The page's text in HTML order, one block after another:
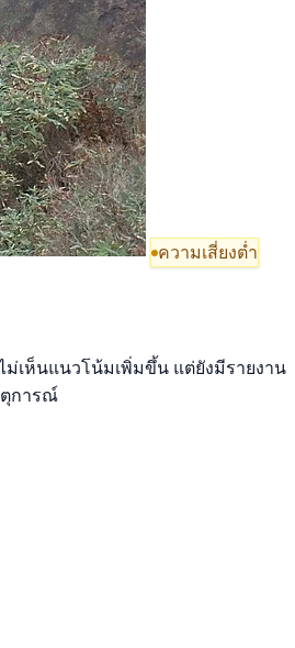
ความเสี่ยงต่ำ
ม่เห็นแนวโน้มเพิ่มขึ้น แต่ยังมีรายงาน
ตุการณ์